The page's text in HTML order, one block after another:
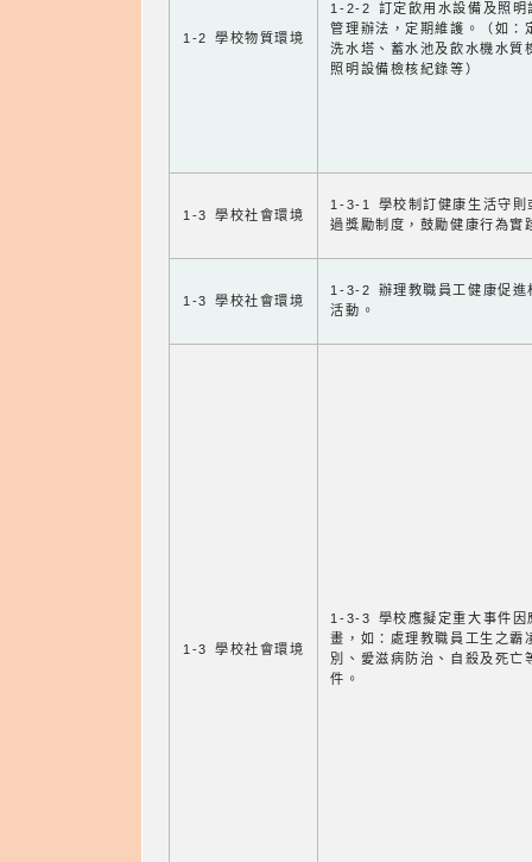
1-2 學校物質環境
1-2-2 訂定飲用水設備及照明
管理辦法，定期維護。（如：
洗水塔、蓄水池及飲水機水質
照明設備檢核紀錄等）
1-3 學校社會環境
1-3-1 學校制訂健康生活守則
過獎勵制度，鼓勵健康行為實
1-3 學校社會環境
1-3-2 辦理教職員工健康促進
活動。
1-3 學校社會環境
1-3-3 學校應擬定重大事件因
畫，如：處理教職員工生之霸
別、愛滋病防治、自殺及死亡
件。